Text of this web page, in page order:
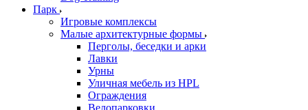
Парк
Игровые комплексы
Малые архитектурные формы
Перголы, беседки и арки
Лавки
Урны
Уличная мебель из HPL
Ограждения
Велопарковки